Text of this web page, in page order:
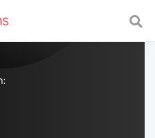
with a fast and